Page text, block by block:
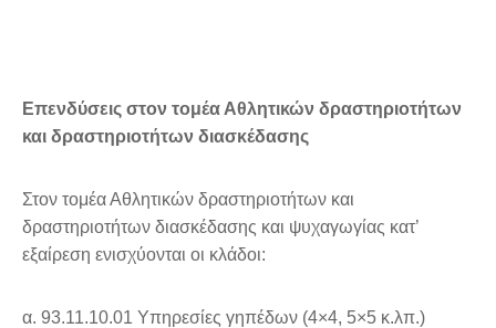
Επενδύσεις στον τομέα Αθλητικών δραστηριοτήτων
και δραστηριοτήτων διασκέδασης
Στον τομέα Αθλητικών δραστηριοτήτων και
δραστηριοτήτων διασκέδασης και ψυχαγωγίας κατ’
εξαίρεση ενισχύονται οι κλάδοι:
α. 93.11.10.01 Υπηρεσίες γηπέδων (4×4, 5×5 κ.λπ.)